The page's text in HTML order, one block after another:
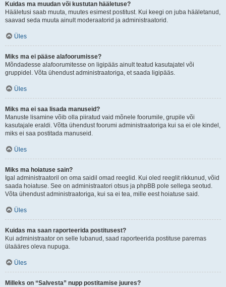
Kuidas ma muudan või kustutan hääletuse?
Hääletusi saab muuta, muutes esimest postitust. Kui keegi on juba hääletanud,
saavad seda muuta ainult moderaatorid ja administraatorid.
Üles
Miks ma ei pääse alafoorumisse?
Mõndadesse alafoorumitesse on ligipääs ainult teatud kasutajatel või
gruppidel. Võta ühendust administraatoriga, et saada ligipääs.
Üles
Miks ma ei saa lisada manuseid?
Manuste lisamine võib olla piiratud vaid mõnele foorumile, grupile või
kasutajale eraldi. Võtta ühendust foorumi administraatoriga kui sa ei ole kindel,
miks ei saa postitada manuseid.
Üles
Miks ma hoiatuse sain?
Igal administraatoril on oma saidil omad reeglid. Kui oled reeglit rikkunud, võid
saada hoiatuse. See on administraatori otsus ja phpBB pole sellega seotud.
Võta ühendust administraatoriga, kui sa ei tea, mille eest hoiatuse said.
Üles
Kuidas ma saan raporteerida postitusest?
Kui administraator on selle lubanud, saad raporteerida postituse paremas
ülaääres oleva nupuga.
Üles
Milleks on “Salvesta” nupp postitamise juures?